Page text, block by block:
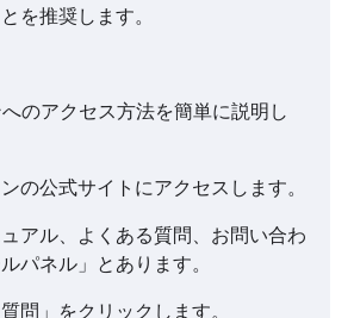
を推奨します。
のアクセス方法を簡単に説明し
の公式サイトにアクセスします。
アル、よくある質問、お問い合わ
パネル」とあります。
問」をクリックします。